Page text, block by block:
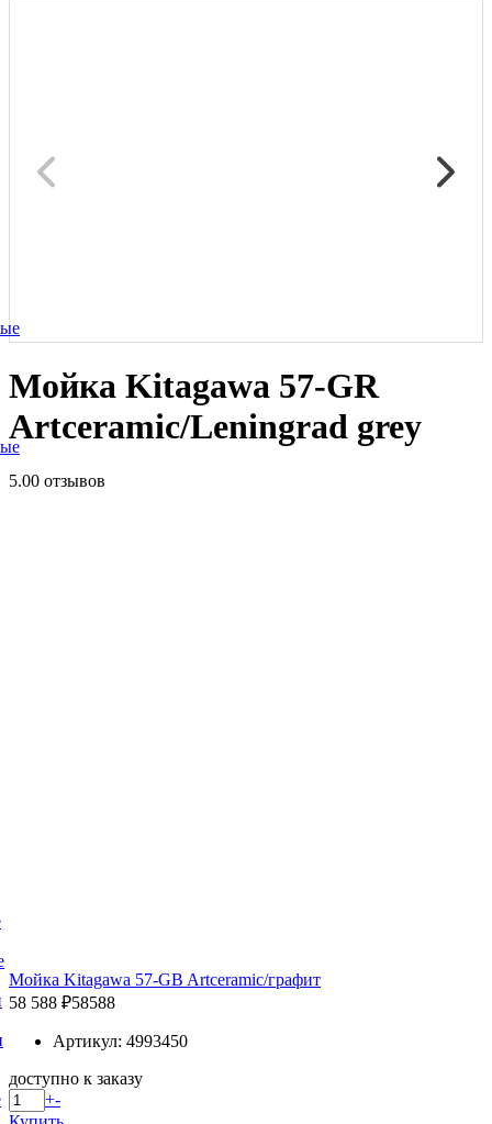
Мойка Kitagawa 57-GR
Artceramic/Leningrad grey
5.00 отзывов
Мойка Kitagawa 57-GB Artceramic/графит
58 588 ₽58588
Артикул: 4993450
доступно к заказу
+-